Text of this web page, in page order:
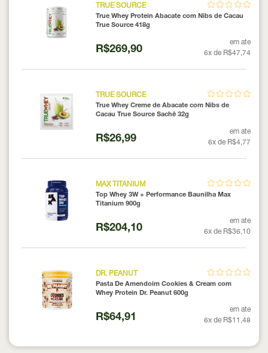
TRUE SOURCE
True Whey Protein Abacate com Nibs de Cacau
True Source 418g
R$269,90
em ate
6x de R$47,74
TRUE SOURCE
True Whey Creme de Abacate com Nibs de
Cacau True Source Sachê 32g
R$26,99
em ate
6x de R$4,77
MAX TITANIUM
Top Whey 3W + Performance Baunilha Max
Titanium 900g
R$204,10
em ate
6x de R$36,10
DR. PEANUT
Pasta De Amendoim Cookies & Cream com
Whey Protein Dr. Peanut 600g
R$64,91
em ate
6x de R$11,48